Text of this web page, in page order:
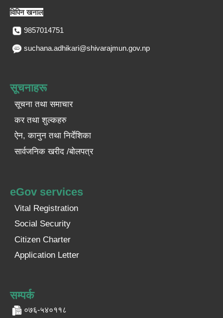
विपिन खनाल
9857014751
suchana.adhikari@shivarajmun.gov.np
सूचनाहरू
सूचना तथा समाचार
कर तथा शुल्कहरु
ऐन, कानुन तथा निर्देशिका
सार्वजनिक खरीद /बोलपत्र
eGov services
Vital Registration
Social Security
Citizen Charter
Application Letter
सम्पर्क
०७६-५४०११८